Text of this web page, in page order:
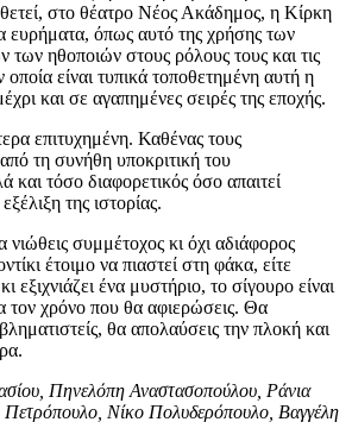
στο θέατρο Νέος Ακάδημος, η Κίρκη
όπως αυτό της χρήσης των
των ηθοποιών στους ρόλους τους και τις
οποία είναι τυπικά τοποθετημένη αυτή η
και σε αγαπημένες σειρές της εποχής.
επιτυχημένη. Καθένας τους
τη συνήθη υποκριτική του
και τόσο διαφορετικός όσο απαιτεί
της ιστορίας.
νιώθεις συμμέτοχος κι όχι αδιάφορος
έτοιμο να πιαστεί στη φάκα, είτε
εξιχνιάζει ένα μυστήριο, το σίγουρο είναι
τον χρόνο που θα αφιερώσεις. Θα
θα απολαύσεις την πλοκή και
Πηνελόπη Αναστασοπούλου, Ράνια
Νίκο Πολυδερόπουλο, Βαγγέλη